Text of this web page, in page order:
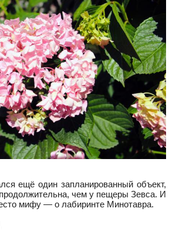
ещё один запланированный объект,
чем у пещеры Зевса. И
мифу — о лабиринте Минотавра.